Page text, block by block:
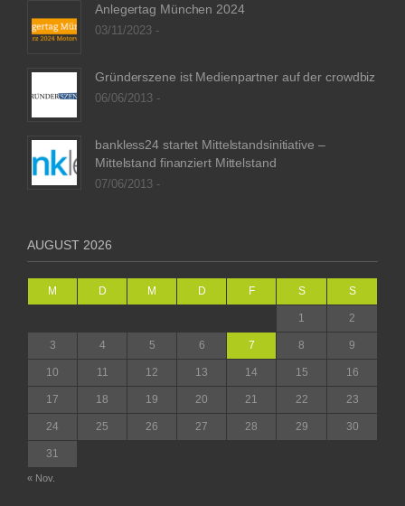
Anlegertag München 2024
03/11/2023 -
Gründerszene ist Medienpartner auf der crowdbiz
06/06/2013 -
bankless24 startet Mittelstandsinitiative –
Mittelstand finanziert Mittelstand
07/06/2013 -
AUGUST 2026
M D M D F S S
1 2
3 4 5 6 7 8 9
10 11 12 13 14 15 16
17 18 19 20 21 22 23
24 25 26 27 28 29 30
31
« Nov.